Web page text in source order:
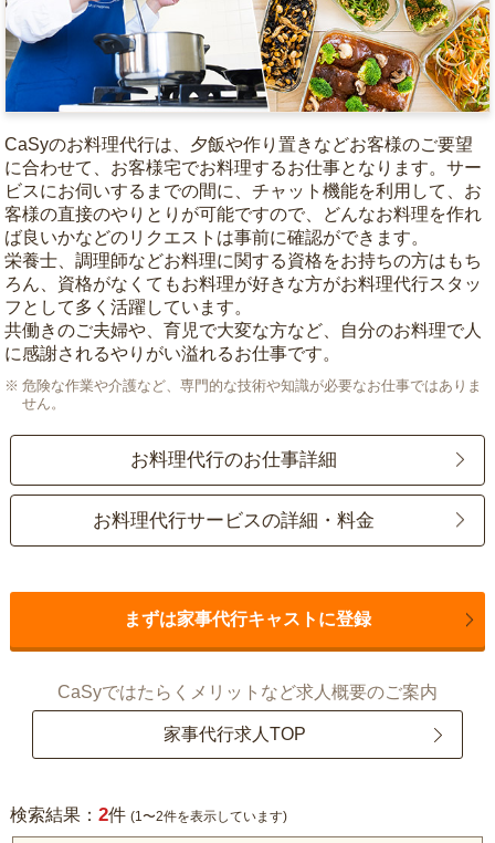
CaSyのお料理代行は、夕飯や作り置きなどお客様のご要望
に合わせて、お客様宅でお料理するお仕事となります。サー
ビスにお伺いするまでの間に、チャット機能を利用して、お
客様の直接のやりとりが可能ですので、どんなお料理を作れ
ば良いかなどのリクエストは事前に確認ができます。
栄養士、調理師などお料理に関する資格をお持ちの方はもち
ろん、資格がなくてもお料理が好きな方がお料理代行スタッ
フとして多く活躍しています。
共働きのご夫婦や、育児で大変な方など、自分のお料理で人
に感謝されるやりがい溢れるお仕事です。
危険な作業や介護など、専門的な技術や知識が必要なお仕事ではありま
せん。
お料理代行のお仕事詳細
お料理代行サービスの詳細・料金
まずは家事代行キャストに登録
CaSyではたらくメリットなど求人概要のご案内
家事代行求人TOP
検索結果： 2件 (1〜2件を表示しています)